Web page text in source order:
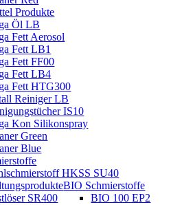
Produkte
Öl LB
Fett Aerosol
Fett LB1
Fett FF00
Fett LB4
Fett HTG300
Reiniger LB
IS10
Kon Silikonspray
Green
Blue
HKSS SU40
SR400
BIO Schmierstoffe
BIO 100 EP2